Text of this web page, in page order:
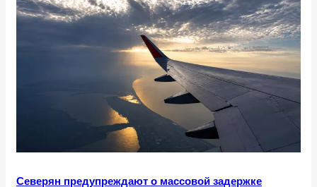
Северян предупреждают о массовой задержке